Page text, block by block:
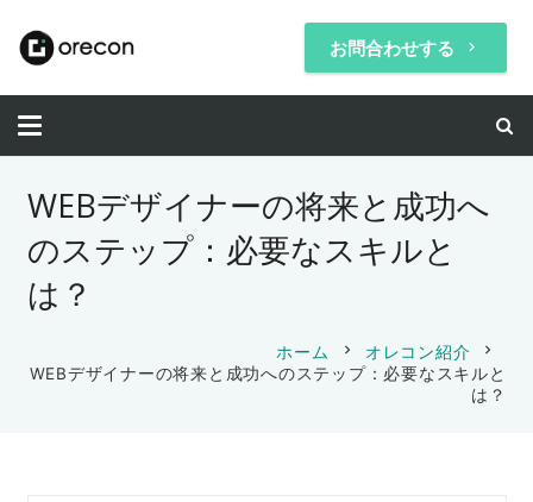
お問合わせする keyboard_arrow_right
WEBデザイナーの将来と成功へ
のステップ：必要なスキルと
は？
ホーム chevron_right オレコン紹介 chevron_right
WEBデザイナーの将来と成功へのステップ：必要なスキルと
は？